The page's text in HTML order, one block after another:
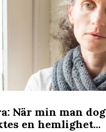
När min man dog
en hemlighet...